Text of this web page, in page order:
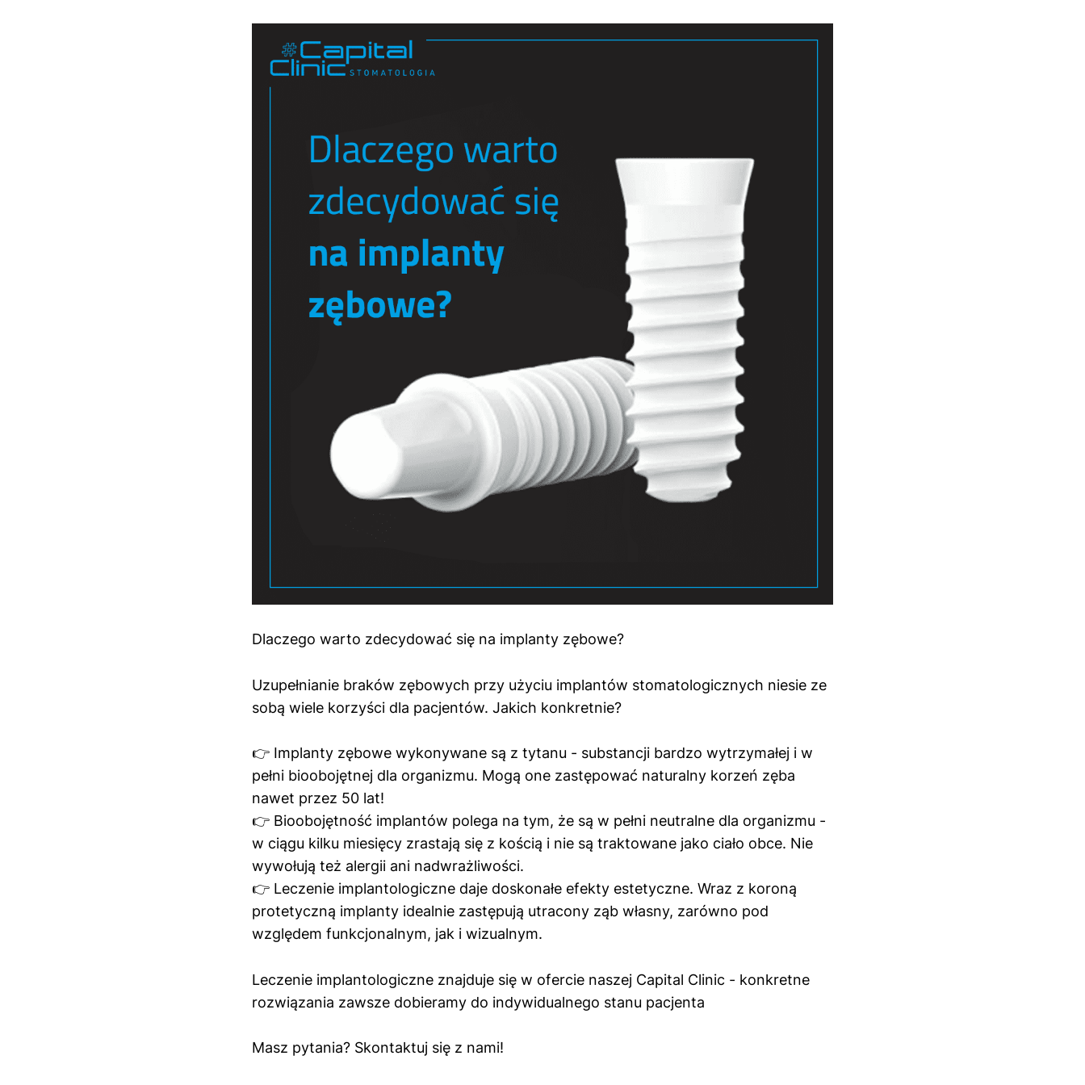
Dlaczego warto zdecydować się na implanty zębowe?
Uzupełnianie braków zębowych przy użyciu implantów stomatologicznych niesie ze
sobą wiele korzyści dla pacjentów. Jakich konkretnie?
👉 Implanty zębowe wykonywane są z tytanu - substancji bardzo wytrzymałej i w
pełni bioobojętnej dla organizmu. Mogą one zastępować naturalny korzeń zęba
nawet przez 50 lat!
👉 Bioobojętność implantów polega na tym, że są w pełni neutralne dla organizmu -
w ciągu kilku miesięcy zrastają się z kością i nie są traktowane jako ciało obce. Nie
wywołują też alergii ani nadwrażliwości.
👉 Leczenie implantologiczne daje doskonałe efekty estetyczne. Wraz z koroną
protetyczną implanty idealnie zastępują utracony ząb własny, zarówno pod
względem funkcjonalnym, jak i wizualnym.
Leczenie implantologiczne znajduje się w ofercie naszej Capital Clinic - konkretne
rozwiązania zawsze dobieramy do indywidualnego stanu pacjenta
Masz pytania? Skontaktuj się z nami!